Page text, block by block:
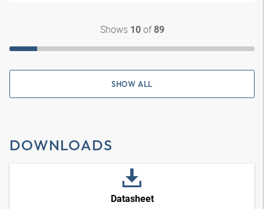
Shows 10of89
SHOW ALL
DOWNLOADS
Datasheet